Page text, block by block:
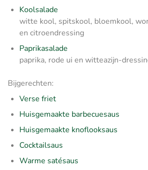
Koolsalade
witte kool, spitskool, bloemkool,
en citroendressing
Paprikasalade
paprika, rode ui en witteazijn-
Bijgerechten:
Verse friet
Huisgemaakte barbecuesaus
Huisgemaakte knoflooksaus
Cocktailsaus
Warme satésaus